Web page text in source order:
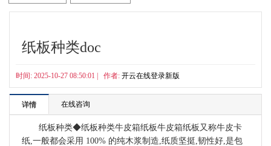
纸板种类doc
时间: 2025-10-27 08:50:01 | 作者: 开云在线登录新版
详情 在线咨询
纸板种类◆纸板种类牛皮箱纸板牛皮箱纸板又称牛皮卡
纸,一般都会采用 100% 的纯木浆制造,纸质坚挺,韧性好,是包